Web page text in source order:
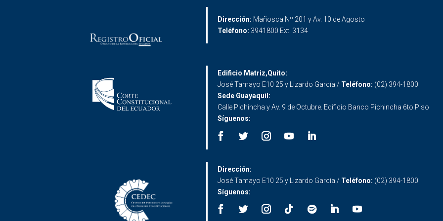
Dirección: Mañosca Nº 201 y Av. 10 de Agosto
Teléfono: 3941800 Ext. 3134
Edificio Matriz,Quito:
José Tamayo E10 25 y Lizardo García / Teléfono: (02) 394-1800
Sede Guayaquil:
Calle Pichincha y Av. 9 de Octubre. Edificio Banco Pichincha 6to Piso
Síguenos:
Dirección:
José Tamayo E10 25 y Lizardo García / Teléfono: (02) 394-1800
Síguenos: